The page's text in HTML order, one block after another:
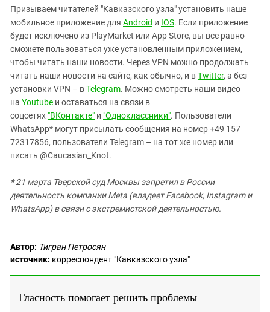
Призываем читателей "Кавказского узла" установить наше
мобильное приложение для Android и IOS. Если приложение
будет исключено из PlayMarket или App Store, вы все равно
сможете пользоваться уже установленным приложением,
чтобы читать наши новости. Через VPN можно продолжать
читать наши новости на сайте, как обычно, и вTwitter, а без
установки VPN – вTelegram. Можно смотреть наши видео
на Youtube и оставаться на связи в
соцсетях "ВКонтакте" и "Одноклассники". Пользователи
WhatsApp* могут присылать сообщения на номер +49 157
72317856, пользователи Telegram – на тот же номер или
писать @Caucasian_Knot.
* 21 марта Тверской суд Москвы запретил в России
деятельность компании Meta (владеет Facebook, Instagram и
WhatsApp) в связи с экстремистской деятельностью.
Автор: Тигран Петросян
источник: корреспондент "Кавказского узла"
Гласность помогает решить проблемы